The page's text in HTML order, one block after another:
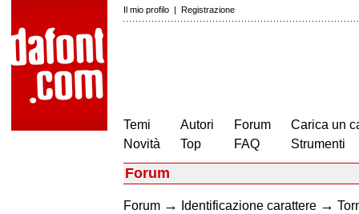
Il mio profilo | Registrazione
Temi
Novità
Autori
Top
Forum
FAQ
Carica un
Strumenti
Forum
Forum → Identificazione carattere →